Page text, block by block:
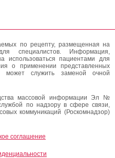
по рецепту, размещенная на
специалистов. Информация,
пациентами для
о применении представленных
может служить заменой очной
массовой информации Эл №
по надзору в сфере связи,
коммуникаций (Роскомнадзор)
соглашение